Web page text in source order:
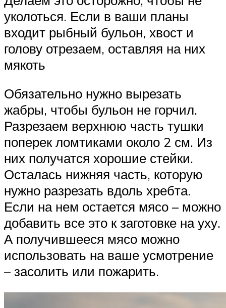
уколоться. Если в ваши планы
входит рыбный бульон, хвост и
голову отрезаем, оставляя на них
мякоть
Обязательно нужно вырезать
жабры, чтобы бульон не горчил.
Разрезаем верхнюю часть тушки
поперек ломтиками около 2 см. Из
них получатся хорошие стейки.
Осталась нижняя часть, которую
нужно разрезать вдоль хребта.
Если на нем остается мясо – можно
добавить все это к заготовке на уху.
А получившееся мясо можно
использовать на ваше усмотрение
– засолить или пожарить.